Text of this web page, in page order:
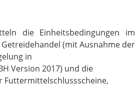
die Einheitsbedingungen im
(mit Ausnahme der
in
Version 2017) und die
Futtermittelschlussscheine,